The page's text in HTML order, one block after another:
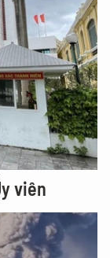
viên